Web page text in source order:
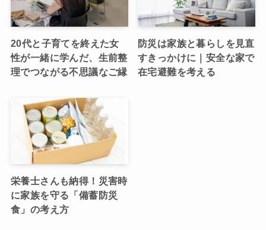
20代と子育てを終えた女
性が一緒に学んだ、生前整
理でつながる不思議なご縁
防災は家族と暮らしを見直
すきっかけに｜安全な家で
在宅避難を考える
栄養士さんも納得！災害時
に家族を守る「備蓄防災
食」の考え方